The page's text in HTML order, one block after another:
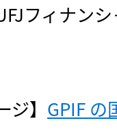
フィナン
ジ】 GPIF